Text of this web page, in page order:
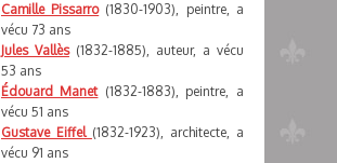
Camille Pissarro(1830-1903), peintre, a
vécu 73 ans
Jules Vallès(1832-1885), auteur, a vécu
53 ans
Édouard Manet(1832-1883), peintre, a
vécu 51 ans
Gustave Eiffel (1832-1923), architecte, a
vécu 91 ans